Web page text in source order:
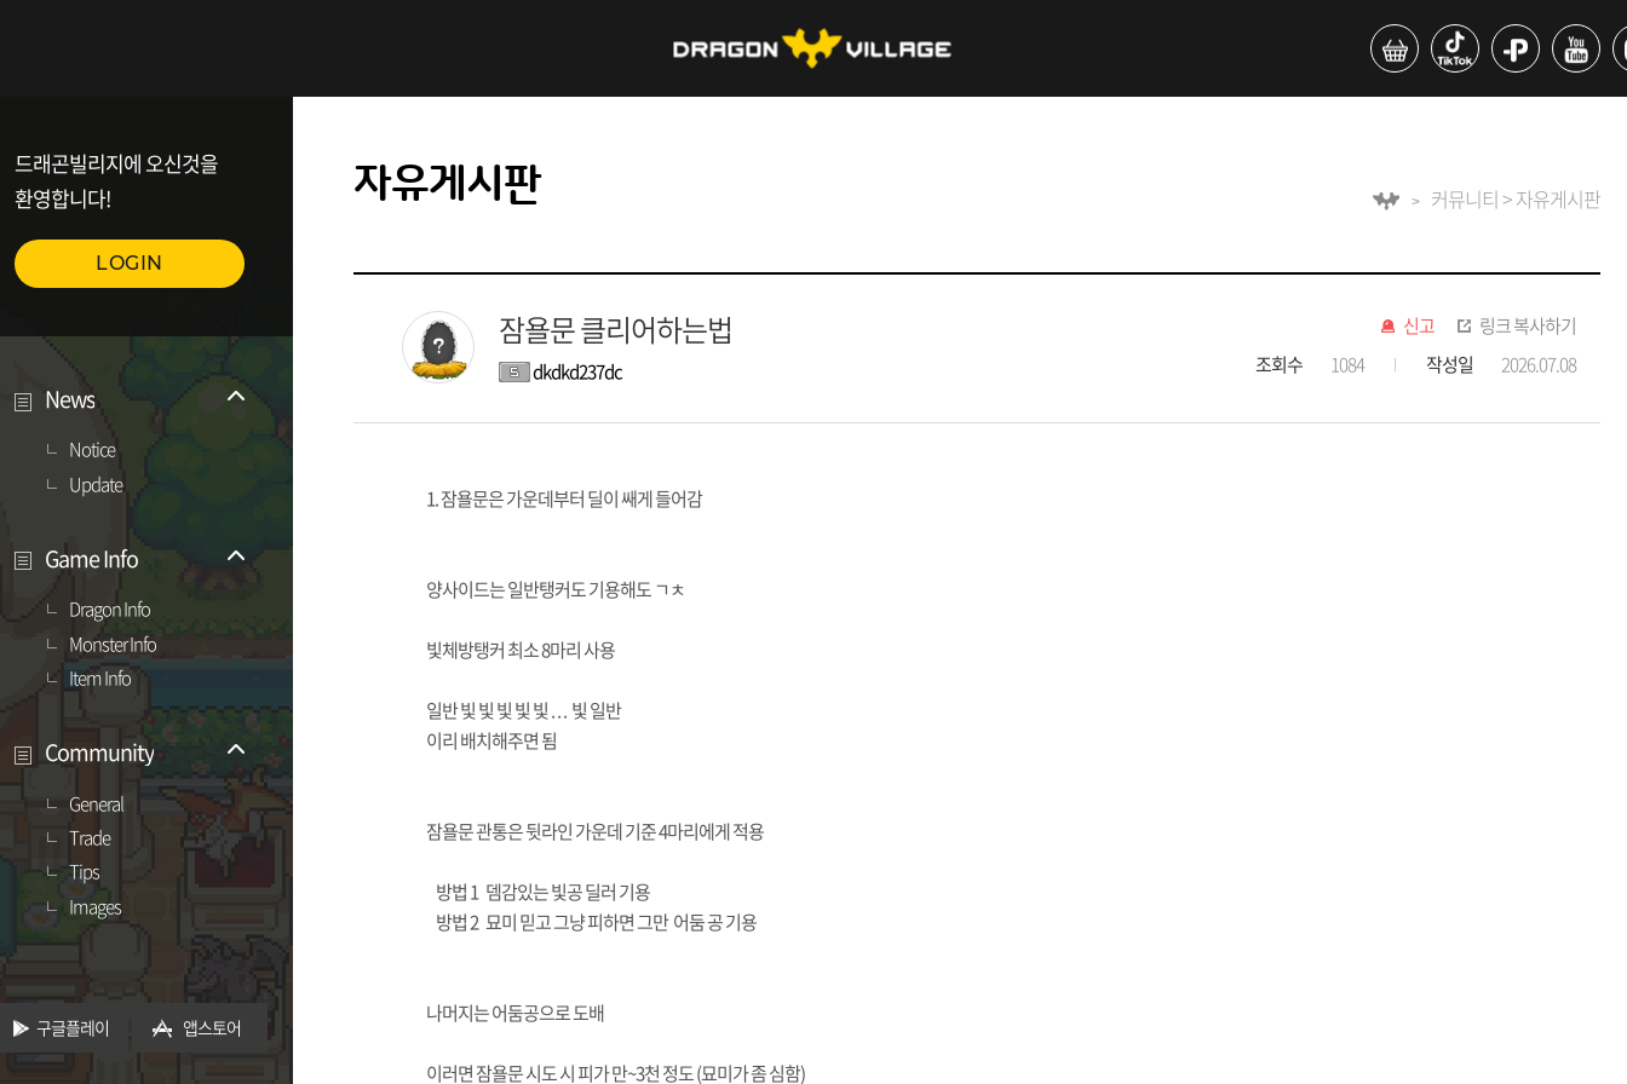
드래곤빌리지에 오신것을
환영합니다!
LOGIN
News
Notice
Update
Game Info
Dragon Info
Monster Info
Item Info
Community
General
Trade
Tips
Images
구글플레이 앱스토어
자유게시판 커뮤니티 > 자유게시판
잠욜문 클리어하는법
dkdkd237dc
신고
링크 복사하기
조회수
1084 작성일 2026.07.08
1. 잠욜문은 가운데부터 딜이 쌔게 들어감
양사이드는 일반탱커도 기용해도 ㄱㅊ
빛체방탱커 최소 8마리 사용
일반 빛 빛 빛 빛 빛 . . . 빛 일반
이리 배치해주면 됨
잠욜문 관통은 뒷라인 가운데 기준 4마리에게 적용
방법 1 뎀감있는 빛공 딜러 기용
방법 2 묘미 믿고 그냥 피하면 그만 어둠 공 기용
나머지는 어둠공으로 도배
이러면 잠욜문 시도 시 피가 만~3천 정도 (묘미가 좀 심함)